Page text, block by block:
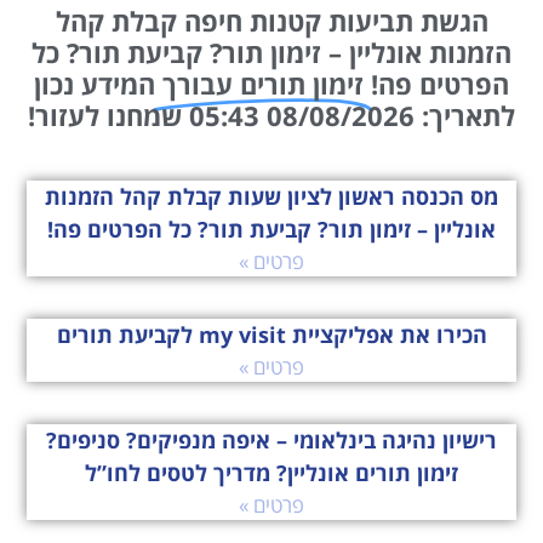
הגשת תביעות קטנות חיפה קבלת קהל
הזמנות אונליין – זימון תור? קביעת תור? כל
הפרטים פה! זימון תורים עבורך המידע נכון
לתאריך: 08/08/2026 05:43 שמחנו לעזור!
מס הכנסה ראשון לציון שעות קבלת קהל הזמנות
אונליין – זימון תור? קביעת תור? כל הפרטים פה!
פרטים »
הכירו את אפליקציית my visit לקביעת תורים
פרטים »
רישיון נהיגה בינלאומי – איפה מנפיקים? סניפים?
זימון תורים אונליין? מדריך לטסים לחו”ל
פרטים »